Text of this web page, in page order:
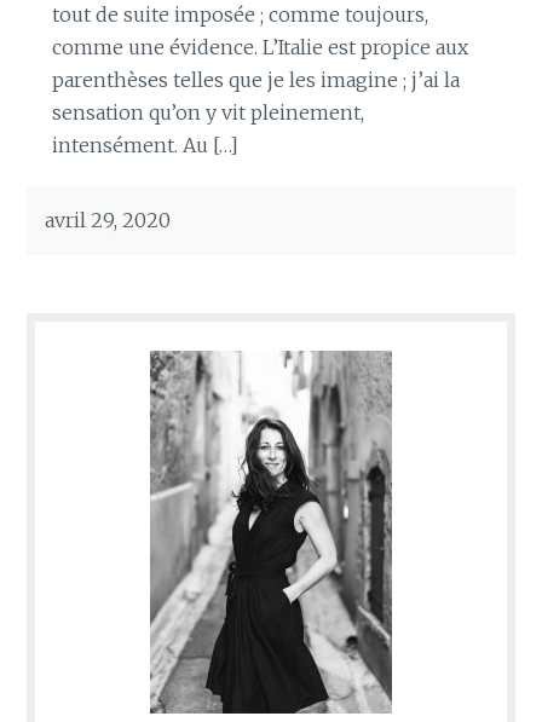
tout de suite imposée ; comme toujours,
comme une évidence. L’Italie est propice aux
parenthèses telles que je les imagine ; j’ai la
sensation qu’on y vit pleinement,
intensément. Au […]
avril 29, 2020